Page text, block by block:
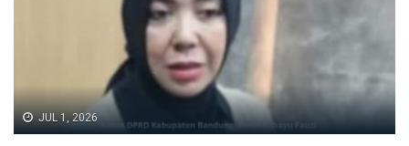
JUL 1, 2026